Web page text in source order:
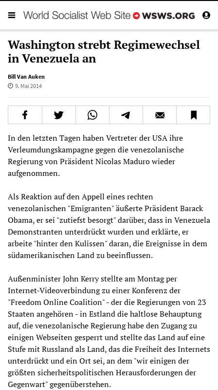
Washington strebt Regimewechsel
in Venezuela an
Bill Van Auken
9. Mai 2014
In den letzten Tagen haben Vertreter der USA ihre
Verleumdungskampagne gegen die venezolanische
Regierung von Präsident Nicolas Maduro wieder
aufgenommen.
Als Reaktion auf den Appell eines rechten
venezolanischen "Emigranten" äußerte Präsident Barack
Obama, er sei "zutiefst besorgt" darüber, dass in Venezuela
Demonstranten unterdrückt wurden und erklärte, er
arbeite "hinter den Kulissen" daran, die Ereignisse in dem
südamerikanischen Land zu beeinflussen.
Außenminister John Kerry stellte am Montag per
Internet-Videoverbindung zu einer Konferenz der
"Freedom Online Coalition" - der die Regierungen von 23
Staaten angehören - in Estland die haltlose Behauptung
auf, die venezolanische Regierung habe den Zugang zu
einigen Webseiten gesperrt und stellte das Land auf eine
Stufe mit Russland als Land, das die Freiheit des Internets
unterdrückt und ein Ort sei, an dem "wir einigen der
größten sicherheitspolitischen Herausforderungen der
Gegenwart" gegenüberstehen.